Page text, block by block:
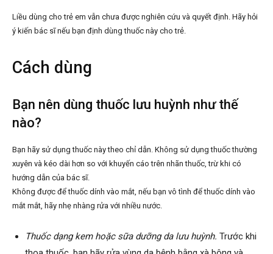
Liều dùng cho trẻ em vẫn chưa được nghiên cứu và quyết định. Hãy hỏi
ý kiến bác sĩ nếu bạn định dùng thuốc này cho trẻ.
Cách dùng
Bạn nên dùng thuốc lưu huỳnh như thế
nào?
Bạn hãy sử dụng thuốc này theo chỉ dẫn. Không sử dụng thuốc thường
xuyên và kéo dài hơn so với khuyến cáo trên nhãn thuốc, trừ khi có
hướng dẫn của bác sĩ.
Không được để thuốc dính vào mắt, nếu bạn vô tình để thuốc dính vào
mắt mắt, hãy nhẹ nhàng rửa với nhiều nước.
Thuốc dạng kem hoặc sữa dưỡng da lưu huỳnh. Trước khi